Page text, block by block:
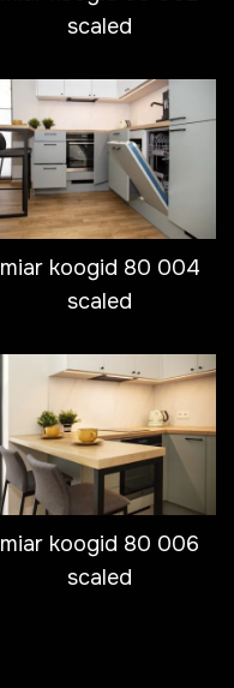
scaled
miar koogid 80 004
scaled
miar koogid 80 006
scaled